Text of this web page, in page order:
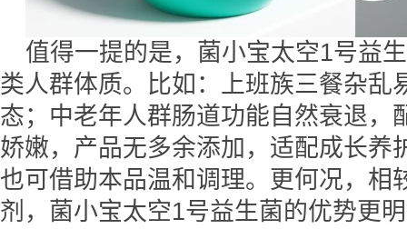
值得一提的是，菌小宝太空1号益
类人群体质。比如：上班族三餐杂乱
态；中老年人群肠道功能自然衰退，
娇嫩，产品无多余添加，适配成长养
也可借助本品温和调理。更何况，相
剂，菌小宝太空1号益生菌的优势更